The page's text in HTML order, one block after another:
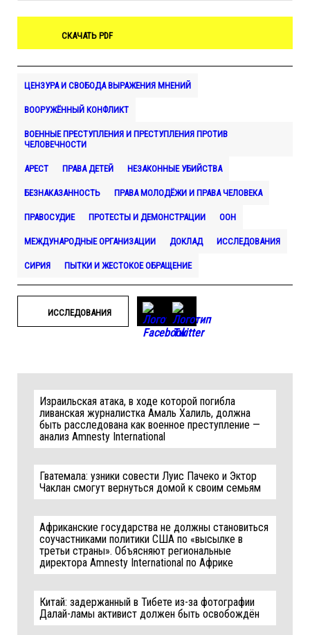
СКАЧАТЬ PDF
ЦЕНЗУРА И СВОБОДА ВЫРАЖЕНИЯ МНЕНИЙ
ВООРУЖЁННЫЙ КОНФЛИКТ
ВОЕННЫЕ ПРЕСТУПЛЕНИЯ И ПРЕСТУПЛЕНИЯ ПРОТИВ
ЧЕЛОВЕЧНОСТИ
АРЕСТ ПРАВА ДЕТЕЙ НЕЗАКОННЫЕ УБИЙСТВА
БЕЗНАКАЗАННОСТЬ ПРАВА МОЛОДЁЖИ И ПРАВА ЧЕЛОВЕКА
ПРАВОСУДИЕ ПРОТЕСТЫ И ДЕМОНСТРАЦИИ ООН
МЕЖДУНАРОДНЫЕ ОРГАНИЗАЦИИ ДОКЛАД ИССЛЕДОВАНИЯ
СИРИЯ ПЫТКИ И ЖЕСТОКОЕ ОБРАЩЕНИЕ
ИССЛЕДОВАНИЯ
Израильская атака, в ходе которой погибла
ливанская журналистка Амаль Халиль, должна
быть расследована как военное преступление —
анализ Amnesty International
Гватемала: узники совести Луис Пачеко и Эктор
Чаклан смогут вернуться домой к своим семьям
Африканские государства не должны становиться
соучастниками политики США по «высылке в
третьи страны». Объясняют региональные
директора Amnesty International по Африке
Китай: задержанный в Тибете из-за фотографии
Далай-ламы активист должен быть освобождён